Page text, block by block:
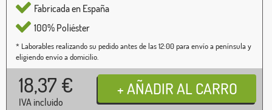
Fabricada en España
100% Poliéster
* Laborables realizando su pedido antes de las 12:00 para envío a península y
eligiendo envío a domicilio.
18,37 €
IVA incluido